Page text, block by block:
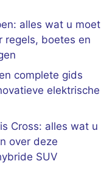
alles wat u moet
regels, boetes en
complete gids
elektrische
Cross: alles wat u
over deze
SUV